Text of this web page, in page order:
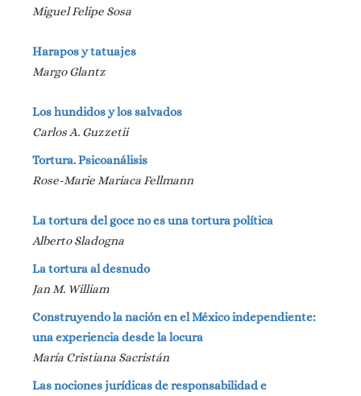
Miguel Felipe Sosa
Harapos y tatuajes
Margo Glantz
Los hundidos y los salvados
Carlos A. Guzzetii
Tortura. Psicoanálisis
Rose-Marie Mariaca Fellmann
La tortura del goce no es una tortura política
Alberto Sladogna
La tortura al desnudo
Jan M. William
Construyendo la nación en el México independiente:
una experiencia desde la locura
María Cristiana Sacristán
Las nociones jurídicas de responsabilidad e